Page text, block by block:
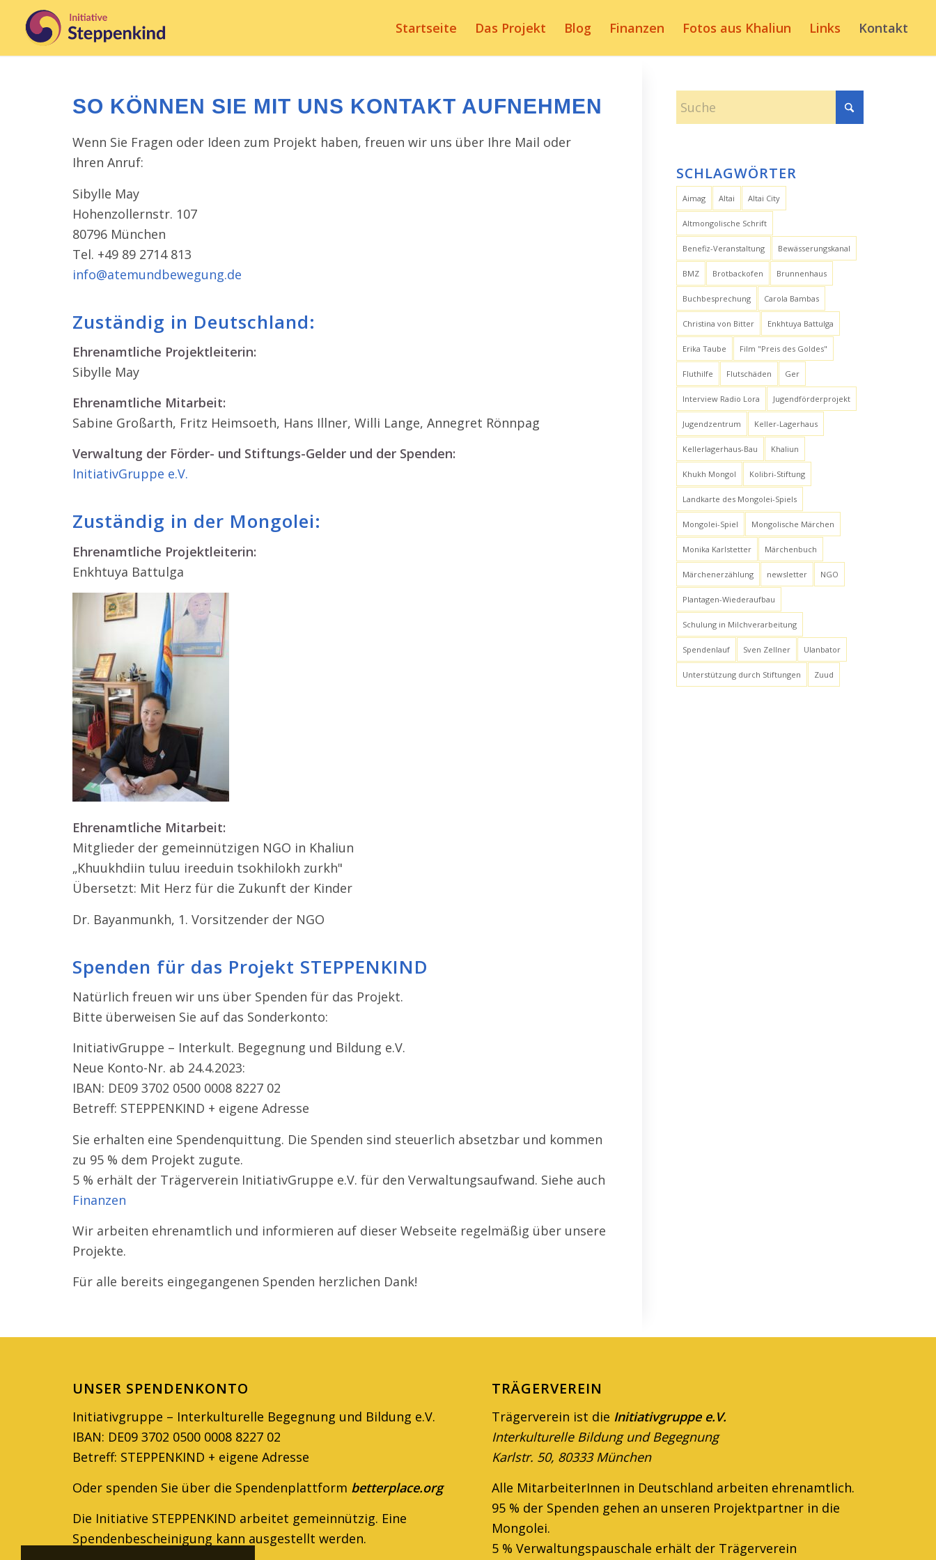
Startseite Das Projekt Blog Finanzen Fotos aus Khaliun Links Kontakt
SO KÖNNEN SIE MIT UNS KONTAKT AUFNEHMEN
Wenn Sie Fragen oder Ideen zum Projekt haben, freuen wir uns über Ihre Mail oder
Ihren Anruf:
Sibylle May
Hohenzollernstr. 107
80796 München
Tel. +49 89 2714 813
info@atemundbewegung.de
Zuständig in Deutschland:
Ehrenamtliche Projektleiterin:
Sibylle May
Ehrenamtliche Mitarbeit:
Sabine Großarth, Fritz Heimsoeth, Hans Illner, Willi Lange, Annegret Rönnpag
Verwaltung der Förder- und Stiftungs-​Gelder und der Spenden:
InitiativGruppe e.V.
Zuständig in der Mongolei:
Ehrenamtliche Projektleiterin:
Enkhtuya Battulga
Ehrenamtliche Mitarbeit:
Mitglieder der gemein­nüt­zigen NGO in Khaliun
„Khuukhdiin tuluu ireeduin tsokhilokh zurkh"
Übersetzt: Mit Herz für die Zukunft der Kinder
Dr. Bayanmunkh, 1. Vorsitzender der NGO
Spenden für das Projekt STEPPENKIND
Natürlich freuen wir uns über Spenden für das Projekt.
Bitte überweisen Sie auf das Sonderkonto:
InitiativGruppe – Interkult. Begegnung und Bildung e.V.
Neue Konto-​Nr. ab 24.4.2023:
IBAN: DE09 3702 0500 0008 8227 02
Betreff: STEPPENKIND + eigene Adresse
Sie erhalten eine Spendenquittung. Die Spenden sind steuerlich absetzbar und kommen
zu 95 % dem Projekt zugute.
5 % erhält der Trägerverein InitiativGruppe e.V. für den Verwaltungsaufwand. Siehe auch
Finanzen
Wir arbeiten ehren­amtlich und infor­mieren auf dieser Webseite regel­mäßig über unsere
Projekte.
Für alle bereits einge­gan­genen Spenden herzlichen Dank!
SCHLAGWÖRTER
Aimag Altai Altai City
Altmongolische Schrift
Benefiz-Veranstaltung Bewässerungskanal
BMZ Brotbackofen Brunnenhaus
Buchbesprechung Carola Bambas
Christina von Bitter Enkhtuya Battulga
Erika Taube Film "Preis des Goldes"
Fluthilfe Flutschäden Ger
Interview Radio Lora Jugendförderprojekt
Jugendzentrum Keller-Lagerhaus
Kellerlagerhaus-Bau Khaliun
Khukh Mongol Kolibri-Stiftung
Landkarte des Mongolei-Spiels
Mongolei-Spiel Mongolische Märchen
Monika Karlstetter Märchenbuch
Märchenerzählung newsletter NGO
Plantagen-Wiederaufbau
Schulung in Milchverarbeitung
Spendenlauf Sven Zellner Ulanbator
Unterstützung durch Stiftungen Zuud
UNSER SPENDENKONTO
Initiativgruppe – Interkulturelle Begegnung und Bildung e.V.
IBAN: DE09 3702 0500 0008 8227 02
Betreff: STEPPENKIND + eigene Adresse
Oder spenden Sie über die Spendenplattform betterplace.org
Die Initiative STEPPENKIND arbeitet gemein­nützig. Eine
Spendenbescheinigung kann ausge­stellt werden.
TRÄGERVEREIN
Trägerverein ist die Initiativgruppe e.V.
Interkulturelle Bildung und Begegnung
Karlstr. 50, 80333 München
Alle MitarbeiterInnen in Deutschland arbeiten ehren­amtlich.
95 % der Spenden gehen an unseren Projektpartner in die
Mongolei.
5 % Verwaltungspauschale erhält der Trägerverein